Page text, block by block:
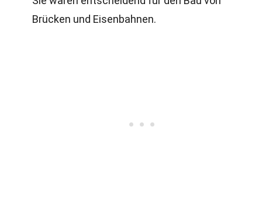
Brücken und Eisenbahnen.